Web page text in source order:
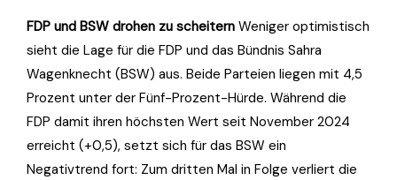
FDP und BSW drohen zu scheitern Weniger optimistisch
sieht die Lage für die FDP und das Bündnis Sahra
Wagenknecht (BSW) aus. Beide Parteien liegen mit 4,5
Prozent unter der Fünf-Prozent-Hürde. Während die
FDP damit ihren höchsten Wert seit November 2024
erreicht (+0,5), setzt sich für das BSW ein
Negativtrend fort: Zum dritten Mal in Folge verliert die